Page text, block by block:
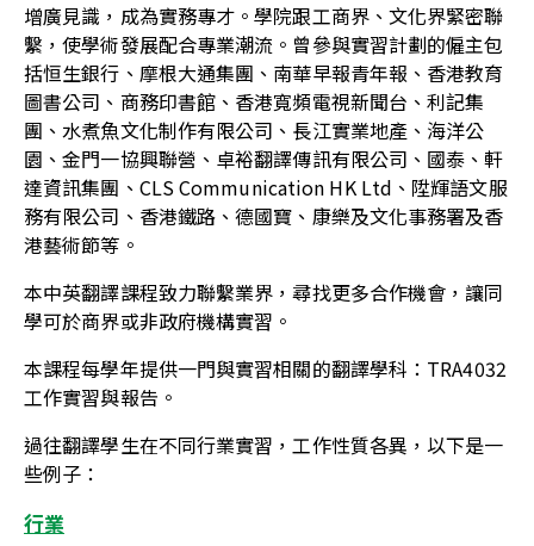
增廣見識，成為實務專才。學院跟工商界、文化界緊密聯
繫，使學術發展配合專業潮流。曾參與實習計劃的僱主包
括恒生銀行、摩根大通集團、南華早報青年報、香港教育
圖書公司、商務印書館、香港寬頻電視新聞台、利記集
團、水煮魚文化制作有限公司、長江實業地產、海洋公
園、金門一協興聯營、卓裕翻譯傳訊有限公司、國泰、軒
達資訊集團、CLS Communication HK Ltd、陞輝語文服
務有限公司、香港鐵路、德國寶、康樂及文化事務署及香
港藝術節等。
本中英翻譯課程致力聯繫業界，尋找更多合作機會，讓同
學可於商界或非政府機構實習。
本課程每學年提供一門與實習相關的翻譯學科：TRA4032
工作實習與報告。
過往翻譯學生在不同行業實習，工作性質各異，以下是一
些例子：
行業